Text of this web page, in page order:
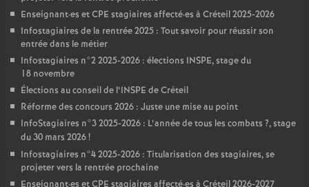
Enseignant·es etCPE stagiaires affecté·es à Créteil 2025-2026
Infostagiaires de la rentrée 2025 : Tout savoir pour réussir son
entrée dans le métier
Infostagiaires n°2 2025-2026 : élections INSPE, stage du
18 novembre
Élections au conseil de l’INSPE de Créteil
Réforme des concours 2026 : Juste une mise au point
InfoStagiaires n°3 2025-2026 : L’année de tous les combats ?, stage
du 30 mars 2026!
Infostagiaires n°4 2025-2026 : Titularisation des stagiaires, se
projeter vers la rentrée prochaine